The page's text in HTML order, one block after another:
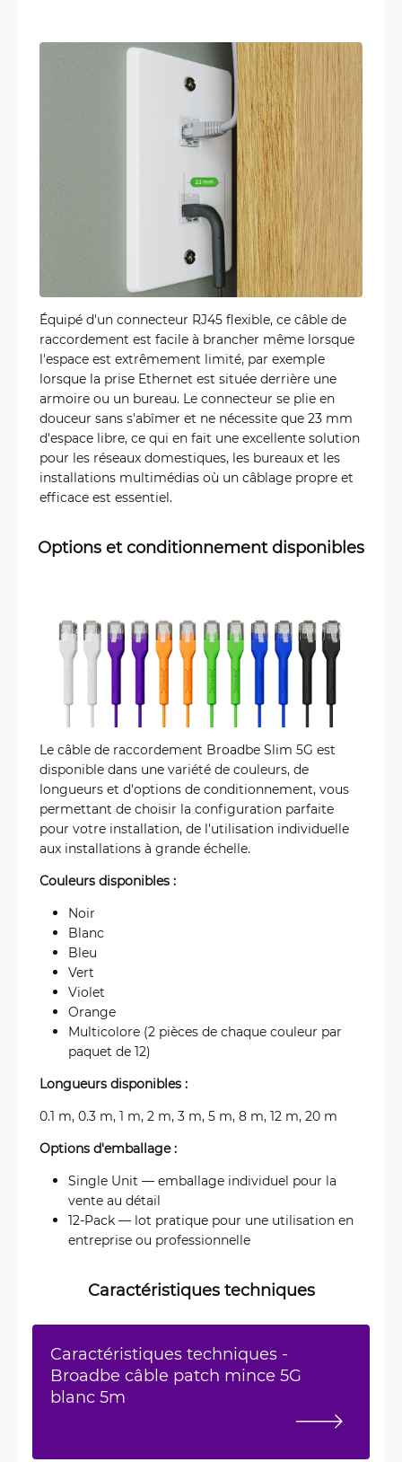
Équipé d'un connecteur RJ45 flexible, ce câble de
raccordement est facile à brancher même lorsque
l'espace est extrêmement limité, par exemple
lorsque la prise Ethernet est située derrière une
armoire ou un bureau. Le connecteur se plie en
douceur sans s'abîmer et ne nécessite que 23 mm
d'espace libre, ce qui en fait une excellente solution
pour les réseaux domestiques, les bureaux et les
installations multimédias où un câblage propre et
efficace est essentiel.
Options et conditionnement disponibles
Le câble de raccordement Broadbe Slim 5G est
disponible dans une variété de couleurs, de
longueurs et d'options de conditionnement, vous
permettant de choisir la configuration parfaite
pour votre installation, de l'utilisation individuelle
aux installations à grande échelle.
Couleurs disponibles :
Noir
Blanc
Bleu
Vert
Violet
Orange
Multicolore (2 pièces de chaque couleur par
paquet de 12)
Longueurs disponibles :
0.1 m, 0.3 m, 1 m, 2 m, 3 m, 5 m, 8 m, 12 m, 20 m
Options d'emballage :
Single Unit — emballage individuel pour la
vente au détail
12-Pack — lot pratique pour une utilisation en
entreprise ou professionnelle
Caractéristiques techniques
Caractéristiques techniques -
Broadbe câble patch mince 5G
blanc 5m